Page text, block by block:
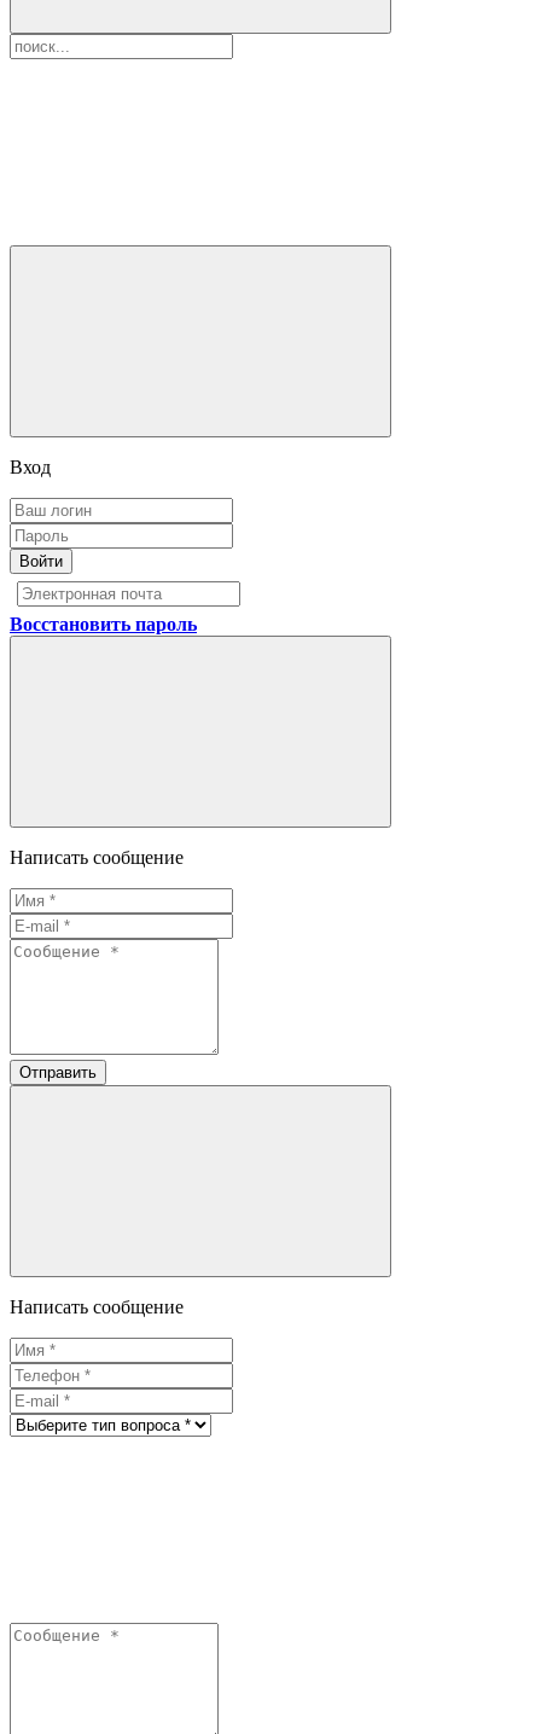
Вход
Войти
Восстановить пароль
Написать сообщение
Отправить
Написать сообщение